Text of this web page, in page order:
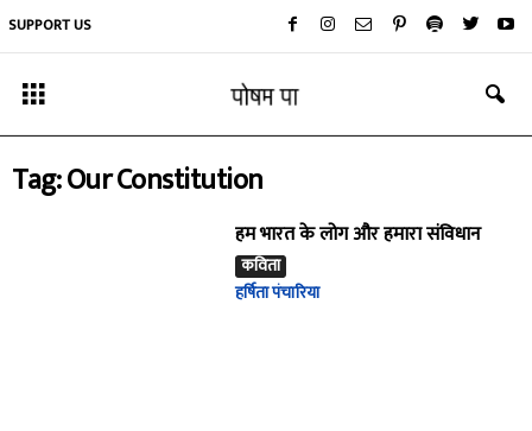
SUPPORT US
Tag: Our Constitution
हम भारत के लोग और हमारा संविधान
कविता
हर्षिता पंचारिया